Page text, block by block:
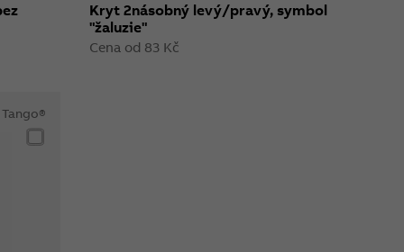
Kryt 2násobný levý/pravý, symbol
"žaluzie"
Cena od 83 Kč
Tango®